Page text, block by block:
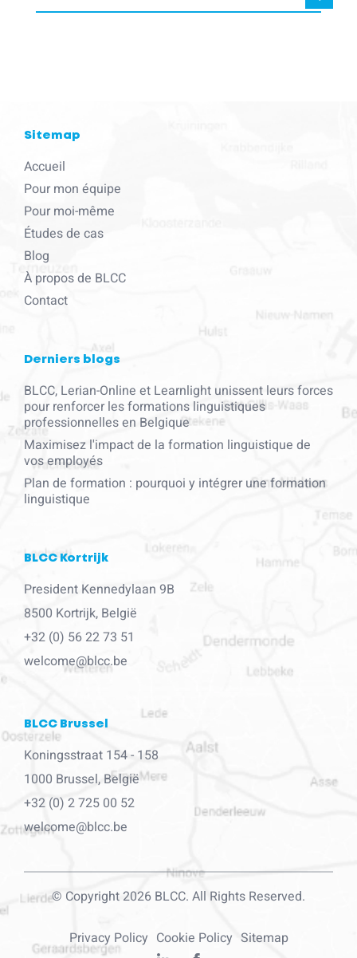
Sitemap
Accueil
Pour mon équipe
Pour moi-même
Études de cas
Blog
À propos de BLCC
Contact
Derniers blogs
BLCC, Lerian-Online et Learnlight unissent leurs forces
pour renforcer les formations linguistiques
professionnelles en Belgique
Maximisez l'impact de la formation linguistique de
vos employés
Plan de formation : pourquoi y intégrer une formation
linguistique
BLCC Kortrijk
President Kennedylaan 9B
8500 Kortrijk, België
+32 (0) 56 22 73 51
welcome@blcc.be
BLCC Brussel
Koningsstraat 154 - 158
1000 Brussel, België
+32 (0) 2 725 00 52
welcome@blcc.be
© Copyright 2026 BLCC. All Rights Reserved.
Privacy Policy Cookie Policy Sitemap